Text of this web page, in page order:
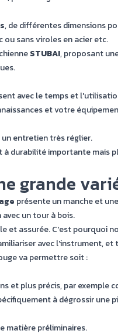
, de différentes dimensions
ou sans viroles en acier etc.
STUBAI, proposant
avec le temps et
et votre
entretien très réglier.
durabilité importante mais
grande
présente un manche et
un tour à bois.
et assurée. C'est pourquoi
avec l'instrument, et
va permettre soit :
et plus précis, par exemple
à dégrossir une
matière préliminaires.